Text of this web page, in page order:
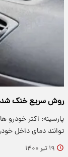
روش سریع خنک
پارسینه: اکثر خودرو
توانند دمای داخل
۱۹ تیر ۱۴۰۰